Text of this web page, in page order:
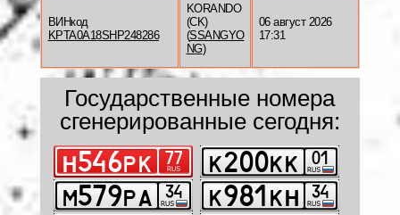
ВИНкод
KPTA0A18SHP248286
KORANDO
(CK)
(SSANGYO
NG)
06 август 2026
17:31
Государственные номера
сгенерированные сегодня: